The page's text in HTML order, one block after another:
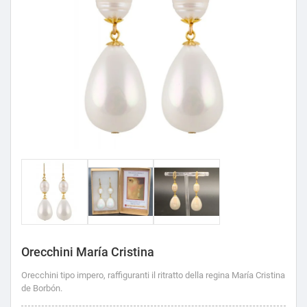
Orecchini María Cristina
Orecchini tipo impero, raffiguranti il ritratto della regina María Cristina
de Borbón.